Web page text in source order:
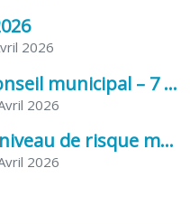
2026
Compte rendu conseil municipal – 7 avril 2026
2026
Abaissement au niveau de risque modéré de l’Influenza aviaire
2026